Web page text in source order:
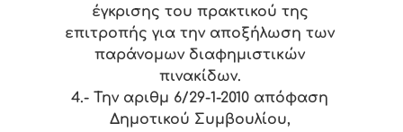
έγκρισης του πρακτικού της
επιτροπής για την αποξήλωση των
παράνομων διαφημιστικών
πινακίδων.
4.- Την αριθμ 6/29-1-2010 απόφαση
Δημοτικού Συμβουλίου,